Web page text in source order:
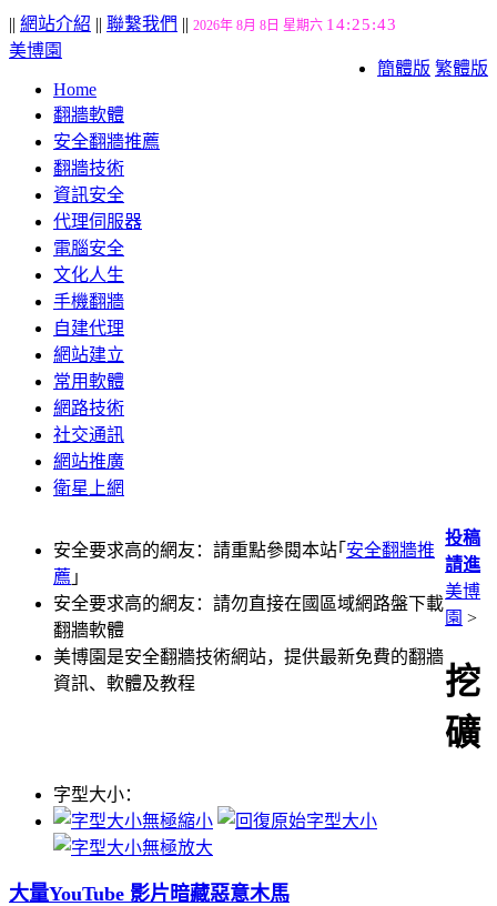
|| 網站介紹 || 聯繫我們 || 2026年 8月 8日 星期六 14:25:43
簡體版 繁體版
美博園
Home
翻牆軟體
安全翻牆推薦
翻牆技術
資訊安全
代理伺服器
電腦安全
文化人生
手機翻牆
自建代理
網站建立
常用軟體
網路技術
社交通訊
網站推廣
衛星上網
安全要求高的網友：請重點參閱本站｢ 安全翻牆推
薦 ｣
安全要求高的網友：請勿直接在國區域網路盤下載
翻牆軟體
美博園是安全翻牆技術網站，提供最新免費的翻牆
資訊、軟體及教程
投稿
請進
美博
園 >
挖
礦
字型大小：
大量YouTube 影片暗藏惡意木馬